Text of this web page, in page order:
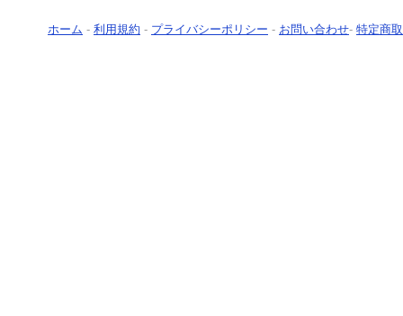
ホーム - 利用規約 - プライバシーポリシー - お問い合わせ- 特定商